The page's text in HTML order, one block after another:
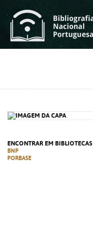
ENCONTRAR EM BIBLIOTECAS
BNP
PORBASE